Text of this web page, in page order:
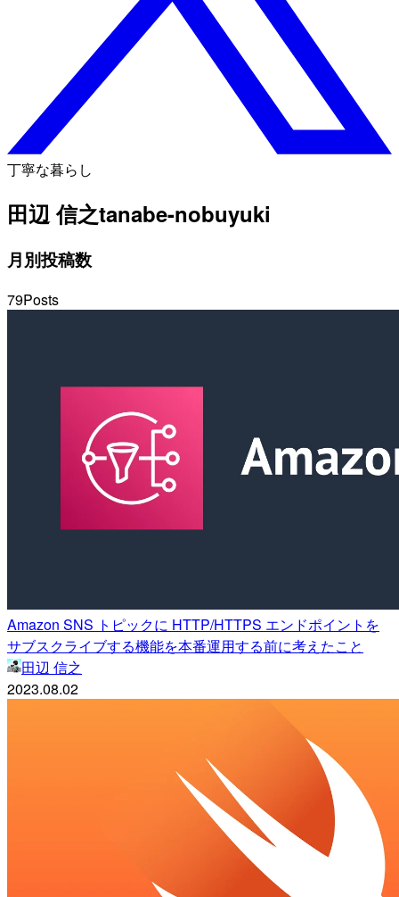
丁寧な暮らし
田辺 信之tanabe-nobuyuki
月別投稿数
79Posts
Amazon SNS トピックに HTTP/HTTPS エンドポイントを
サブスクライブする機能を本番運用する前に考えたこと
田辺 信之
2023.08.02